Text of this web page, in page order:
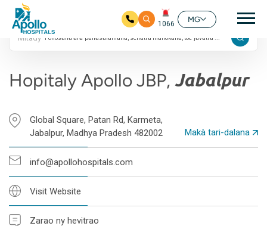
Ho any amin'ny fizarana lehibe votoaty
1066
MG
Google
Mitady
Hopitaly Apollo JBP, Jabalpur
Global Square, Patan Rd, Karmeta,
Jabalpur, Madhya Pradesh 482002
Makà tari-dalana
info@apollohospitals.com
Visit Website
Zarao ny hevitrao